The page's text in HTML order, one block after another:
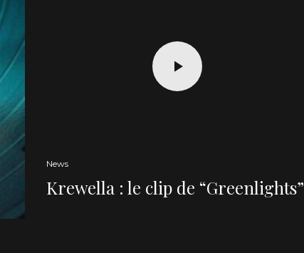
News
Krewella : le clip de “Greenlights”